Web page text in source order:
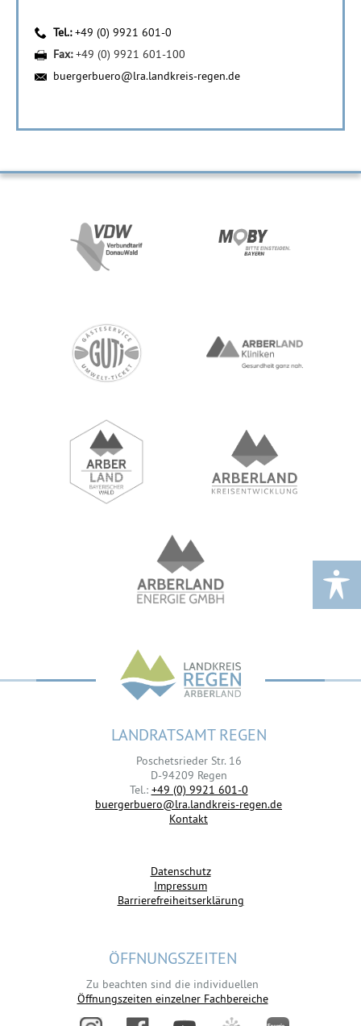
Tel.:+49 (0) 9921 601-0
Fax:+49 (0) 9921 601-100
buergerbuero@lra.landkreis-regen.de
LANDRATSAMT REGEN
Poschetsrieder Str. 16
D-94209 Regen
Tel.: +49 (0) 9921 601-0
buergerbuero@lra.landkreis-regen.de
Kontakt
Datenschutz
Impressum
Barrierefreiheitserklärung
ÖFFNUNGSZEITEN
Zu beachten sind die individuellen
Öffnungszeiten einzelner Fachbereiche